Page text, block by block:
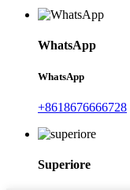
WhatsApp
WhatsApp
+8618676666728
Superiore